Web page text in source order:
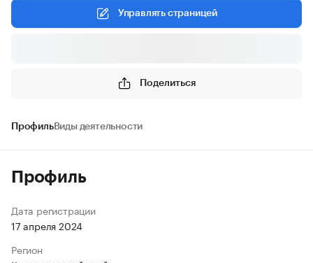
Управлять страницей
Поделиться
ПрофильВиды деятельности
Профиль
Дата регистрации
17 апреля 2024
Регион